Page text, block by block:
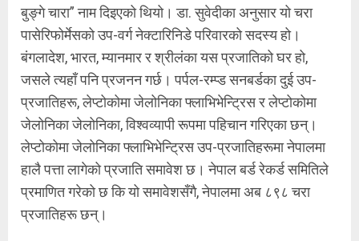
बुङ्गे चारा” नाम दिइएको थियो। डा. सुवेदीका अनुसार यो चरा
पासेरिफोर्मेसको उप-वर्ग नेक्टारिनिडे परिवारको सदस्य हो।
बंगलादेश, भारत, म्यानमार र श्रीलंका यस प्रजातिको घर हो,
जसले त्यहाँ पनि प्रजनन गर्छ। पर्पल-रम्प्ड सनबर्डका दुई उप-
प्रजातिहरू, लेप्टोकोमा जेलोनिका फ्लाभिभेन्ट्रिस र लेप्टोकोमा
जेलोनिका जेलोनिका, विश्वव्यापी रूपमा पहिचान गरिएका छन्।
लेप्टोकोमा जेलोनिका फ्लाभिभेन्ट्रिस उप-प्रजातिहरूमा नेपालमा
हालै पत्ता लागेको प्रजाति समावेश छ। नेपाल बर्ड रेकर्ड समितिले
प्रमाणित गरेको छ कि यो समावेशसँगै, नेपालमा अब ८९८ चरा
प्रजातिहरू छन्।